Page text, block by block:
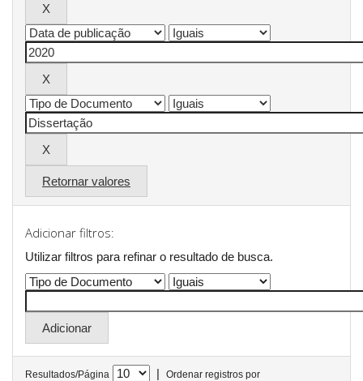
Retornar valores
Adicionar filtros:
Utilizar filtros para refinar o resultado de busca.
Resultados/Página |
Ordenar registros por